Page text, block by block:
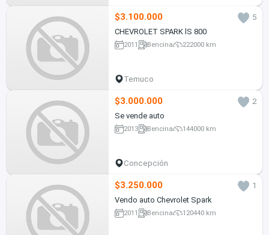
$3.100.000
5
CHEVROLET SPARK lS 800
2011 Bencina 222000 km
Temuco
$3.000.000
2
Se vende auto
2013 Bencina 144000 km
Concepción
$3.250.000
1
Vendo auto Chevrolet Spark
2011 Bencina 120440 km